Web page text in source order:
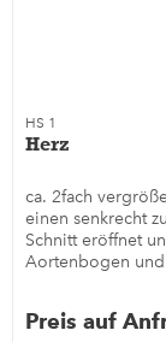
HS 1
Herz
ca. 2fach
einen senkrecht
Schnitt eröffnet
Aortenbogen
Preis auf